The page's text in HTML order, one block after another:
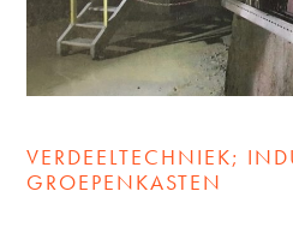
VERDEELTECHNIEK;
GROEPENKASTEN